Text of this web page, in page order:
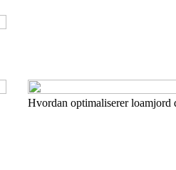
Hvordan optimaliserer